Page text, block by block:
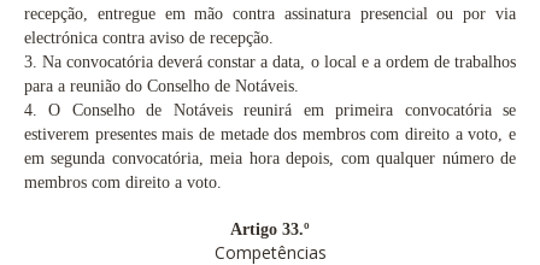
recepção, entregue em mão contra assinatura presencial ou por via
electrónica contra aviso de recepção.
3. Na convocatória deverá constar a data, o local e a ordem de trabalhos
para a reunião do Conselho de Notáveis.
4.
O Conselho de Notáveis reunirá em primeira convocatória se
estiverem presentes mais de metade dos membros com direito a voto, e
em segunda convocatória, meia hora depois, com qualquer número de
membros com direito a voto.
Artigo 33.º
Competências